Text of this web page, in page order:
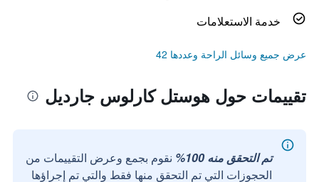
خدمة الاستعلامات
عرض جميع وسائل الراحة وعددها 42
تقييمات حول هوستل كارلوس جارديل
تم التحقق منه 100%
نقوم بجمع وعرض التقييمات من
الحجوزات التي تم التحقق منها فقط والتي تم إجراؤها